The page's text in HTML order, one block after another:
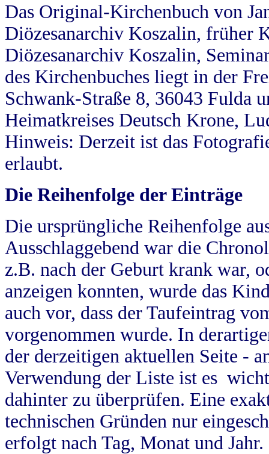
Das Original-Kirchenbuch von
Diözesanarchiv Koszalin, früher
Diözesanarchiv Koszalin,
des Kirchenbuches liegt in der
Schwank-Straße 8, 36043 Fulda
Heimatkreises Deutsch Krone,
Hinweis: Derzeit ist das
erlaubt.
Die Reihenfolge der Einträge
Die ursprüngliche Reihenfolge
Ausschlaggebend war die
z.B. nach der Geburt krank war,
anzeigen konnten, wurde das
auch vor, dass der Taufeintrag
vorgenommen wurde. In
der derzeitigen aktuellen Seite -
Verwendung der Liste ist es
dahinter zu überprüfen. Eine
technischen Gründen nur
erfolgt nach Tag, Monat und Jahr.